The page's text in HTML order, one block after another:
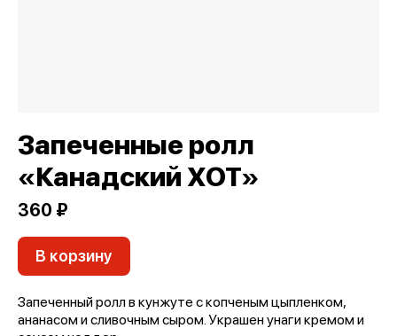
Запеченные ролл
«Канадский ХОТ»
360 ₽
В корзину
Запеченный ролл в кунжуте с копченым цыпленком,
ананасом и сливочным сыром. Украшен унаги кремом и